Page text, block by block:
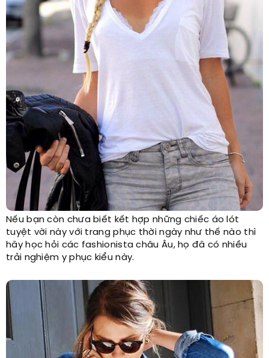
Nếu bạn còn chưa biết kết hợp những chiếc áo lót
tuyệt vời này với trang phục thời ngày như thế nào thì
hãy học hỏi các fashionista châu Âu, họ đã có nhiều
trải nghiệm y phục kiểu này.